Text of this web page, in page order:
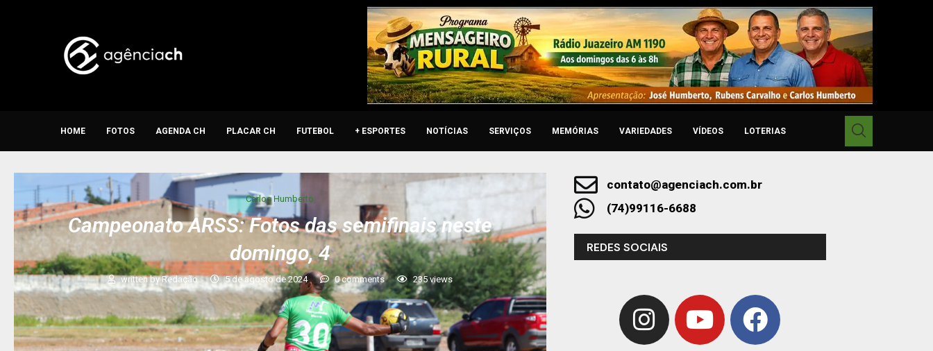
HOME FOTOS AGENDA CH PLACAR CH FUTEBOL + ESPORTES NOTÍCIAS SERVIÇOS MEMÓRIAS VARIEDADES VÍDEOS LOTERIAS
Carlos Humberto
Campeonato ARSS: Fotos das semifinais neste
domingo, 4
written byRedação 5 de agosto de 2024 0 comments 235views
contato@agenciach.com.br
(74)99116-6688
REDES SOCIAIS